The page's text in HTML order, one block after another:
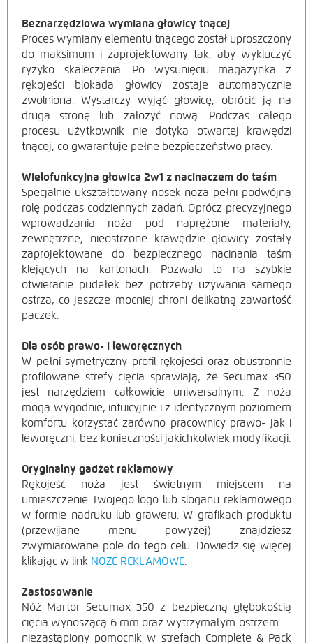
Beznarzędziowa wymiana głowicy tnącej
Proces wymiany elementu tnącego został uproszczony
do maksimum i zaprojektowany tak, aby wykluczyć
ryzyko skaleczenia. Po wysunięciu magazynka z
rękojeści blokada głowicy zostaje automatycznie
zwolniona. Wystarczy wyjąć głowicę, obrócić ją na
drugą stronę lub założyć nową. Podczas całego
procesu użytkownik nie dotyka otwartej krawędzi
tnącej, co gwarantuje pełne bezpieczeństwo pracy.
Wielofunkcyjna głowica 2w1 z nacinaczem do taśm
Specjalnie ukształtowany nosek noża pełni podwójną
rolę podczas codziennych zadań. Oprócz precyzyjnego
wprowadzania noża pod naprężone materiały,
zewnętrzne, nieostrzone krawędzie głowicy zostały
zaprojektowane do bezpiecznego nacinania taśm
klejących na kartonach. Pozwala to na szybkie
otwieranie pudełek bez potrzeby używania samego
ostrza, co jeszcze mocniej chroni delikatną zawartość
paczek.
Dla osób prawo- i leworęcznych
W pełni symetryczny profil rękojeści oraz obustronnie
profilowane strefy cięcia sprawiają, że Secumax 350
jest narzędziem całkowicie uniwersalnym. Z noża
mogą wygodnie, intuicyjnie i z identycznym poziomem
komfortu korzystać zarówno pracownicy prawo- jak i
leworęczni, bez konieczności jakichkolwiek modyfikacji.
Oryginalny gadżet reklamowy
Rękojeść noża jest świetnym miejscem na
umieszczenie Twojego logo lub sloganu reklamowego
w formie nadruku lub graweru. W grafikach produktu
(przewijane menu powyżej) znajdziesz
zwymiarowane pole do tego celu. Dowiedz się więcej
klikając w link NOŻE REKLAMOWE.
Zastosowanie
Nóż Martor Secumax 350 z bezpieczną głębokością
cięcia wynoszącą 6 mm oraz wytrzymałym ostrzem to
niezastąpiony pomocnik w strefach Complete & Pack